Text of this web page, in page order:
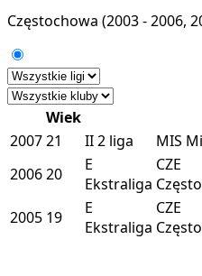
Częstochowa (2003 - 2006,
Wiek
200721 II2 liga MIS
200620
E
Ekstraliga
CZE
2005 19
E
Ekstraliga
CZE